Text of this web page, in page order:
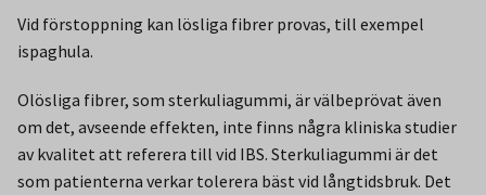
Vid förstoppning kan lösliga fibrer provas, till exempel
ispaghula.
Olösliga fibrer, som sterkuliagummi, är välbeprövat även
om det, avseende effekten, inte finns några kliniska studier
av kvalitet att referera till vid IBS. Sterkuliagummi är det
som patienterna verkar tolerera bäst vid långtidsbruk. Det